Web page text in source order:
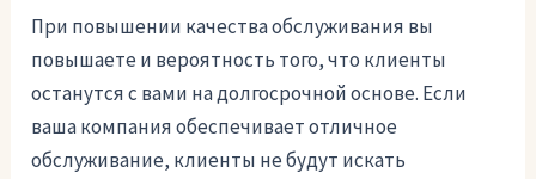
При повышении качества обслуживания вы
повышаете и вероятность того, что клиенты
останутся с вами на долгосрочной основе. Если
ваша компания обеспечивает отличное
обслуживание, клиенты не будут искать